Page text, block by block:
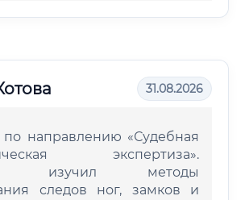
31.08.2026
по направлению «Судебная
экспертиза».
изучил методы
следов ног, замков и